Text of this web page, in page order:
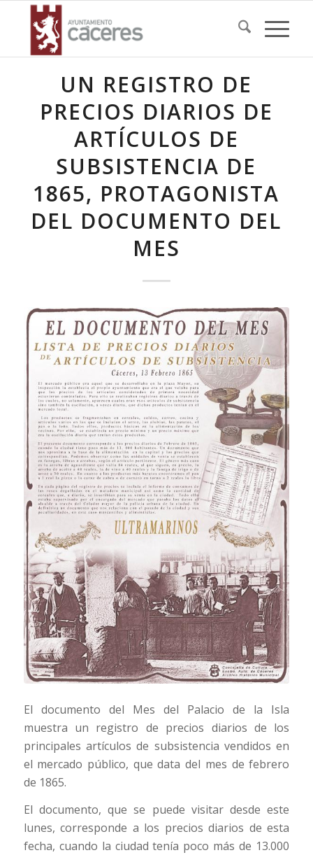
UN REGISTRO DE
PRECIOS DIARIOS DE
ARTÍCULOS DE
SUBSISTENCIA DE
1865, PROTAGONISTA
DEL DOCUMENTO DEL
MES
El documento del Mes del Palacio de la Isla
muestra un registro de precios diarios de los
principales artículos de subsistencia vendidos en
el mercado público, que data del mes de febrero
de 1865.
El documento, que se puede visitar desde este
lunes, corresponde a los precios diarios de esta
fecha, cuando la ciudad tenía poco más de 13.000